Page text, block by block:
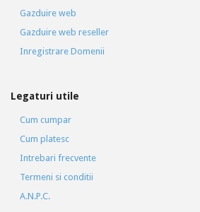
Gazduire web
Gazduire web reseller
Inregistrare Domenii
Legaturi utile
Cum cumpar
Cum platesc
Intrebari frecvente
Termeni si conditii
A.N.P.C.